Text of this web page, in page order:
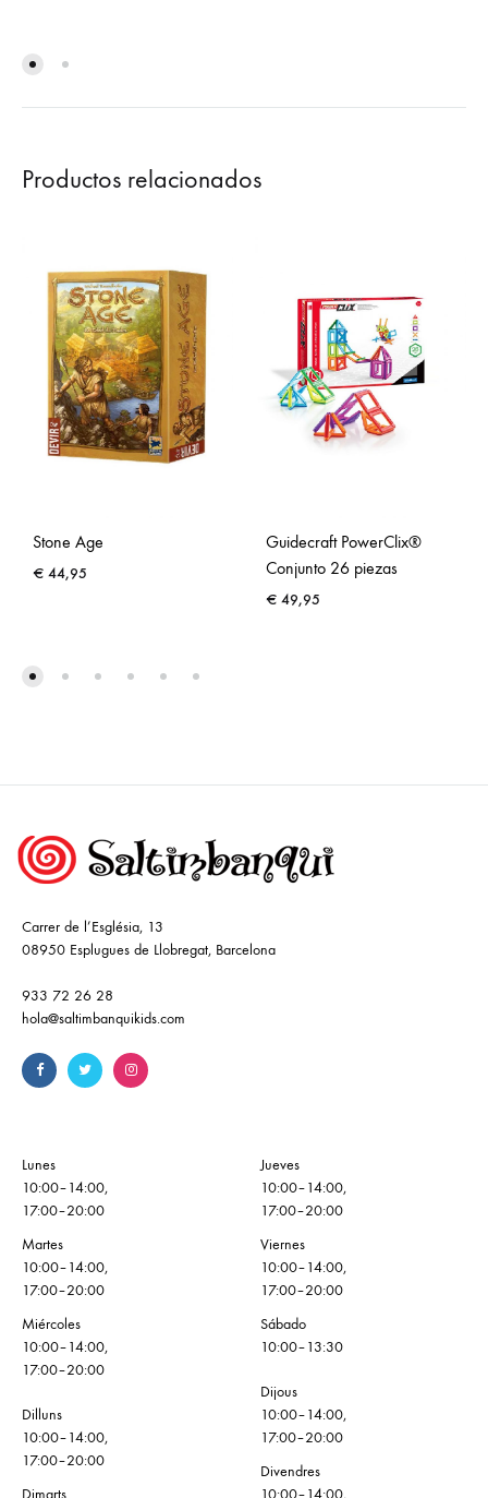
Productos relacionados
Stone Age
€ 44,95
Guidecraft PowerClix®
Conjunto 26 piezas
€ 49,95
Carrer de l’Església, 13
08950 Esplugues de Llobregat, Barcelona
933 72 26 28
hola@saltimbanquikids.com
Lunes
10:00–14:00,
17:00–20:00
Martes
10:00–14:00,
17:00–20:00
Miércoles
10:00–14:00,
17:00–20:00
Dilluns
10:00–14:00,
17:00–20:00
Dimarts
Jueves
10:00–14:00,
17:00–20:00
Viernes
10:00–14:00,
17:00–20:00
Sábado
10:00–13:30
Dijous
10:00–14:00,
17:00–20:00
Divendres
10:00–14:00,